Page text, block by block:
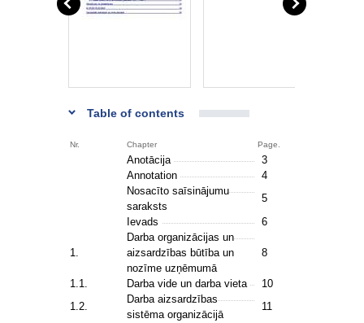
Table of contents
Nr. Chapter Page.
Anotācija
3
Annotation
4
Nosacīto saīsinājumu
saraksts
5
Ievads
6
1.
Darba organizācijas un
aizsardzības būtība un
nozīme uzņēmumā
8
1.1. Darba vide un darba vieta
10
1.2.
Darba aizsardzības
sistēma organizācijā
11